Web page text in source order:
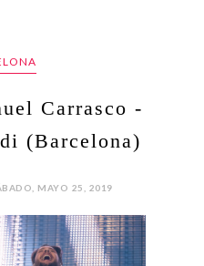
Carrasco -
(Barcelona)
MAYO 25, 2019